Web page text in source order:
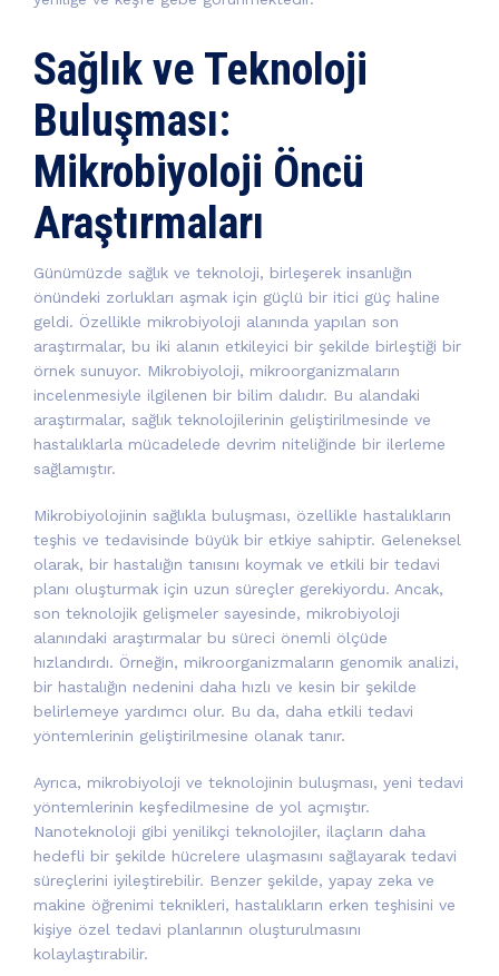
Sağlık ve Teknoloji
Buluşması:
Mikrobiyoloji Öncü
Araştırmaları
Günümüzde sağlık ve teknoloji, birleşerek insanlığın
önündeki zorlukları aşmak için güçlü bir itici güç haline
geldi. Özellikle mikrobiyoloji alanında yapılan son
araştırmalar, bu iki alanın etkileyici bir şekilde birleştiği bir
örnek sunuyor. Mikrobiyoloji, mikroorganizmaların
incelenmesiyle ilgilenen bir bilim dalıdır. Bu alandaki
araştırmalar, sağlık teknolojilerinin geliştirilmesinde ve
hastalıklarla mücadelede devrim niteliğinde bir ilerleme
sağlamıştır.
Mikrobiyolojinin sağlıkla buluşması, özellikle hastalıkların
teşhis ve tedavisinde büyük bir etkiye sahiptir. Geleneksel
olarak, bir hastalığın tanısını koymak ve etkili bir tedavi
planı oluşturmak için uzun süreçler gerekiyordu. Ancak,
son teknolojik gelişmeler sayesinde, mikrobiyoloji
alanındaki araştırmalar bu süreci önemli ölçüde
hızlandırdı. Örneğin, mikroorganizmaların genomik analizi,
bir hastalığın nedenini daha hızlı ve kesin bir şekilde
belirlemeye yardımcı olur. Bu da, daha etkili tedavi
yöntemlerinin geliştirilmesine olanak tanır.
Ayrıca, mikrobiyoloji ve teknolojinin buluşması, yeni tedavi
yöntemlerinin keşfedilmesine de yol açmıştır.
Nanoteknoloji gibi yenilikçi teknolojiler, ilaçların daha
hedefli bir şekilde hücrelere ulaşmasını sağlayarak tedavi
süreçlerini iyileştirebilir. Benzer şekilde, yapay zeka ve
makine öğrenimi teknikleri, hastalıkların erken teşhisini ve
kişiye özel tedavi planlarının oluşturulmasını
kolaylaştırabilir.